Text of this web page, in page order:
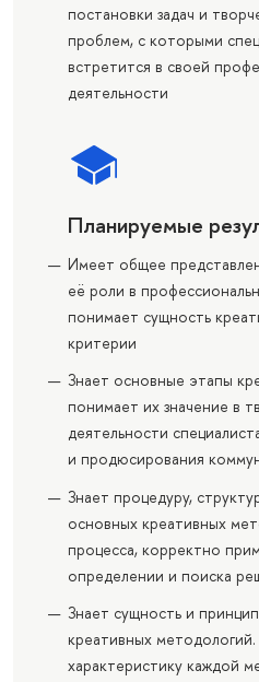
постановки задач и
проблем, с которыми
встретится в своей
деятельности
Планируемые
Имеет общее
её роли в
понимает сущность
критерии
Знает основные этапы
понимает их значение в
деятельности
и продюсирования
Знает процедуру,
основных креативных
процесса, корректно
определении и поиска
Знает сущность и
креативных
характеристику каждой